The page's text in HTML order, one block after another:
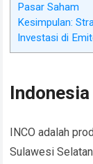
Pasar Saham
Kesimpulan:
Investasi di
INCO adalah
Sulawesi